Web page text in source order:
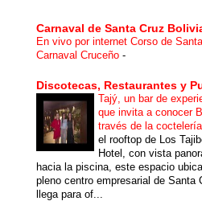
Carnaval de Santa Cruz
En vivo por internet Corso de
Carnaval Cruceño -
Discotecas, Restaurantes y
Tajý, un bar de
que invita a conocer
través de la
el rooftop de Los
Hotel, con vista
hacia la piscina, este espacio
pleno centro empresarial de Santa
llega para of...